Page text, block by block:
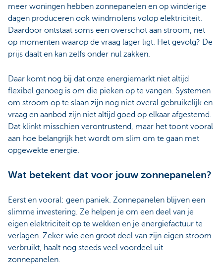
meer woningen hebben zonnepanelen en op winderige
dagen produceren ook windmolens volop elektriciteit.
Daardoor ontstaat soms een overschot aan stroom, net
op momenten waarop de vraag lager ligt. Het gevolg? De
prijs daalt en kan zelfs onder nul zakken.
Daar komt nog bij dat onze energiemarkt niet altijd
flexibel genoeg is om die pieken op te vangen. Systemen
om stroom op te slaan zijn nog niet overal gebruikelijk en
vraag en aanbod zijn niet altijd goed op elkaar afgestemd.
Dat klinkt misschien verontrustend, maar het toont vooral
aan hoe belangrijk het wordt om slim om te gaan met
opgewekte energie.
Wat betekent dat voor jouw zonnepanelen?
Eerst en vooral: geen paniek. Zonnepanelen blijven een
slimme investering. Ze helpen je om een deel van je
eigen elektriciteit op te wekken en je energiefactuur te
verlagen. Zeker wie een groot deel van zijn eigen stroom
verbruikt, haalt nog steeds veel voordeel uit
zonnepanelen.